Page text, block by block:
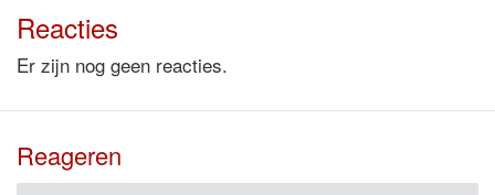
Reacties
Er zijn nog geen reacties.
Reageren